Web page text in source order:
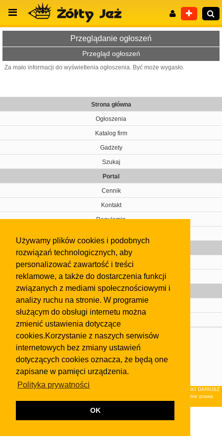
Używamy plików cookies i podobnych
rozwiązań technologicznych, aby
personalizować zawartość i treści
reklamowe, a także do dostarczenia funkcji
związanych z mediami społecznościowymi i
analizy ruchu na stronie. W programie
służącym do obsługi internetu można
zmienić ustawienia dotyczące
cookies.Korzystanie z naszych serwisów
internetowych bez zmiany ustawień
dotyczących cookies oznacza, że będą one
zapisane w pamięci urządzenia.
Polityka prywatności
OK
Przeglądanie ogłoszeń
Przegląd ogłoszeń
Za mało informacji do wyświetlenia ogłoszenia. Być może wygasło.
Strona główna
Ogłoszenia
Katalog firm
Gadżety
Szukaj
Portal
Cennik
Kontakt
Regulamin
Gazeta
Olkusz
Kontakt
Strefa dla biznesu
Biura nieruchomości
Dealerzy i autokomisy
Skontaktuj się z nami
regulaminuiPolityki Prywatności.
Klauzula FB
© 2026Wydawnictwo NEON sp. z o.o. (dawniej: FIRMA NEON MAREK KLUCZEWSKI DARIUSZ
KRAWCZYK s.c.) z siedzibą w Olkuszu, ul.Żuradzka 15, 32-300 Olkusz . Wszystkie prawa